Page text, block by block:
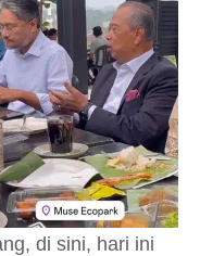
di sini, hari ini